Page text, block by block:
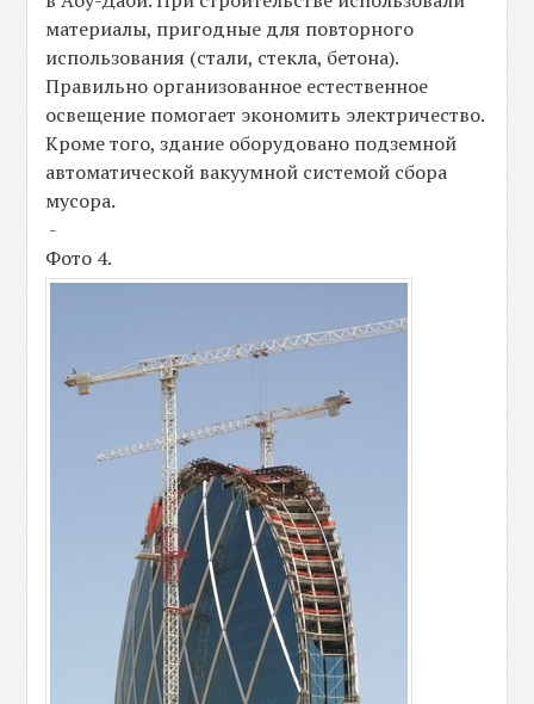
материалы, пригодные для повторного
использования (стали, стекла, бетона).
Правильно организованное естественное
освещение помогает экономить электричество.
Кроме того, здание оборудовано подземной
автоматической вакуумной системой сбора
мусора.
-
Фото 4.